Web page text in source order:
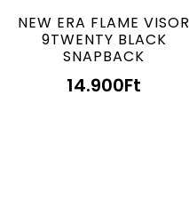
NEW ERA FLAME VISOR
9TWENTY BLACK
SNAPBACK
14.900Ft